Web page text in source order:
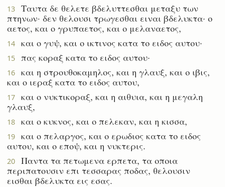
13
Ταυτα δε θελετε βδελυττεσθαι μεταξυ των
πτηνων· δεν θελουσι τρωγεσθαι ειναι βδελυκτα· ο
αετος, και ο γρυπαετος, και ο μελαναετος,
14 και ο γυψ, και ο ικτινος κατα το ειδος αυτου·
15 πας κοραξ κατα το ειδος αυτου·
16
και η στρουθοκαμηλος, και η γλαυξ, και ο ιβις,
και ο ιεραξ κατα το ειδος αυτου,
17
και ο νυκτικοραξ, και η αιθυια, και η μεγαλη
γλαυξ,
18 και ο κυκνος, και ο πελεκαν, και η κισσα,
19
και ο πελαργος, και ο ερωδιος κατα το ειδος
αυτου, και ο εποψ, και η νυκτερις.
20
Παντα τα πετωμενα ερπετα, τα οποια
περιπατουσιν επι τεσσαρας ποδας, θελουσιν
εισθαι βδελυκτα εις εσας.